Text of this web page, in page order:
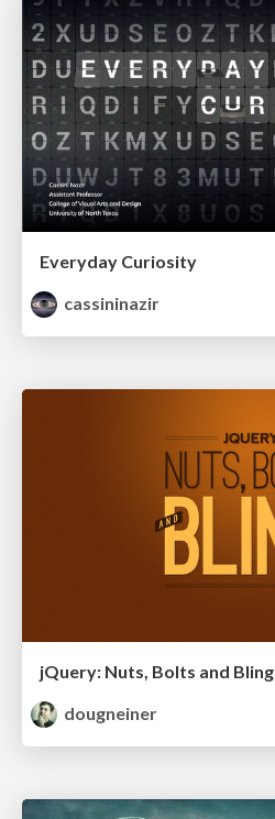
Everyday Curiosity
cassininazir
jQuery: Nuts, Bolts and Bling
dougneiner